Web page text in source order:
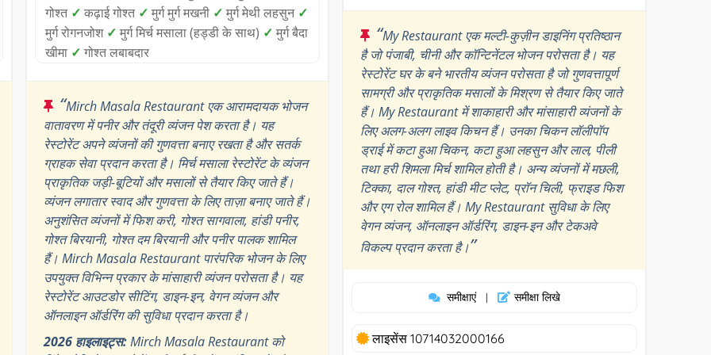
गोश्त ✓ कढ़ाई गोश्त ✓ मुर्ग मुर्ग मखनी ✓ मुर्ग मेथी लहसुन ✓
मुर्ग रोगनजोश ✓ मुर्ग मिर्च मसाला (हड्डी के साथ) ✓ मुर्ग बैदा
खीमा ✓ गोश्त लबाबदार
“Mirch Masala Restaurant एक आरामदायक भोजन
वातावरण में पनीर और तंदूरी व्यंजन पेश करता है। यह
रेस्टोरेंट अपने व्यंजनों की गुणवत्ता बनाए रखता है और सतर्क
ग्राहक सेवा प्रदान करता है। मिर्च मसाला रेस्टोरेंट के व्यंजन
प्राकृतिक जड़ी-बूटियों और मसालों से तैयार किए जाते हैं।
व्यंजन लगातार स्वाद और गुणवत्ता के लिए ताज़ा बनाए जाते हैं।
अनुशंसित व्यंजनों में फिश करी, गोश्त सागवाला, हांडी पनीर,
गोश्त बिरयानी, गोश्त दम बिरयानी और पनीर पालक शामिल
हैं। Mirch Masala Restaurant पारंपरिक भोजन के लिए
उपयुक्त विभिन्न प्रकार के मांसाहारी व्यंजन परोसता है। यह
रेस्टोरेंट आउटडोर सीटिंग, डाइन-इन, वेगन व्यंजन और
ऑनलाइन ऑर्डरिंग की सुविधा प्रदान करता है।
2026 हाइलाइट्स:Mirch Masala Restaurant को
“My Restaurant एक मल्टी-कुज़ीन डाइनिंग प्रतिष्ठान
है जो पंजाबी, चीनी और कॉन्टिनेंटल भोजन परोसता है। यह
रेस्टोरेंट घर के बने भारतीय व्यंजन परोसता है जो गुणवत्तापूर्ण
सामग्री और प्राकृतिक मसालों के मिश्रण से तैयार किए जाते
हैं। My Restaurant में शाकाहारी और मांसाहारी व्यंजनों के
लिए अलग-अलग लाइव किचन हैं। उनका चिकन लॉलीपॉप
ड्राई में कटा हुआ चिकन, कटा हुआ लहसुन और लाल, पीली
तथा हरी शिमला मिर्च शामिल होती है। अन्य व्यंजनों में मछली,
टिक्का, दाल गोश्त, हांडी मीट प्लेट, प्रॉन चिली, फ्राइड फिश
और एग रोल शामिल हैं। My Restaurant सुविधा के लिए
वेगन व्यंजन, ऑनलाइन ऑर्डरिंग, डाइन-इन और टेकअवे
विकल्प प्रदान करता है।”
समीक्षाएं | समीक्षा लिखे
लाइसेंस 10714032000166